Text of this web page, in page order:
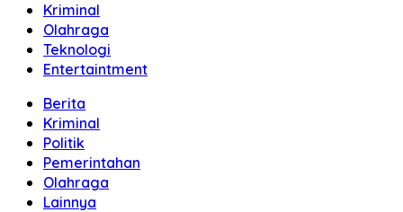
Kriminal
Olahraga
Teknologi
Entertaintment
Berita
Kriminal
Politik
Pemerintahan
Olahraga
Lainnya